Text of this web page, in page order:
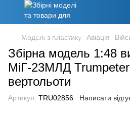
Моделі з пластику Авіація
Збірна модель 1:48
МіГ-23МЛД Trumpeter,
вертольоти
Артикул: TRU02856 Написати